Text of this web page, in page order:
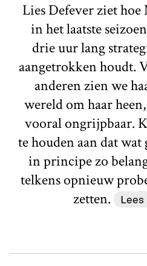
Lies Defever ziet
in het laatste
drie uur lang
aangetrokken houdt.
anderen zien we
wereld om haar
vooral ongrijpbaar.
te houden aan dat
in principe zo
telkens opnieuw
zetten.